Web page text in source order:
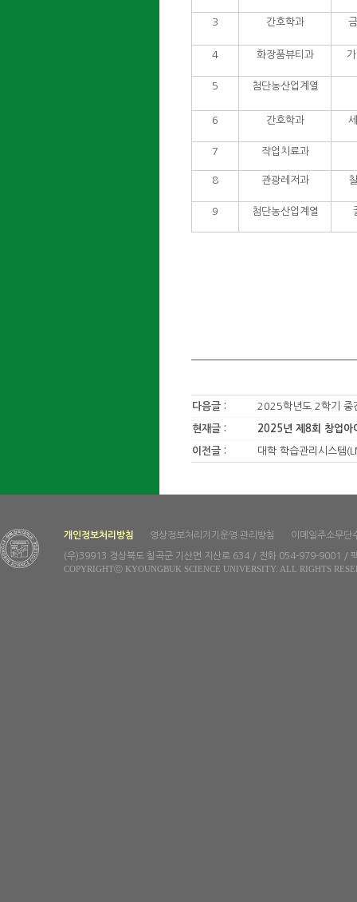
3 간호학과
4 화장품뷰티과
5 첨단농산업계열
6 간호학과
7 작업치료과
8 관광레저과
9 첨단농산업계열
다음글 : 2025학년도 2학기 중
현재글 : 2025년 제8회 창업아
이전글 : 대학 학습관리시스템
개인정보처리방침 영상정보처리기기운영·관리방침 이메일주소무단
(우)39913 경상북도 칠곡군 기산면 지산로 634 / 전화 054-979-9001 /
COPYRIGHTⓒ KYOUNGBUK SCIENCE UNIVERSITY. ALL RIGHTS